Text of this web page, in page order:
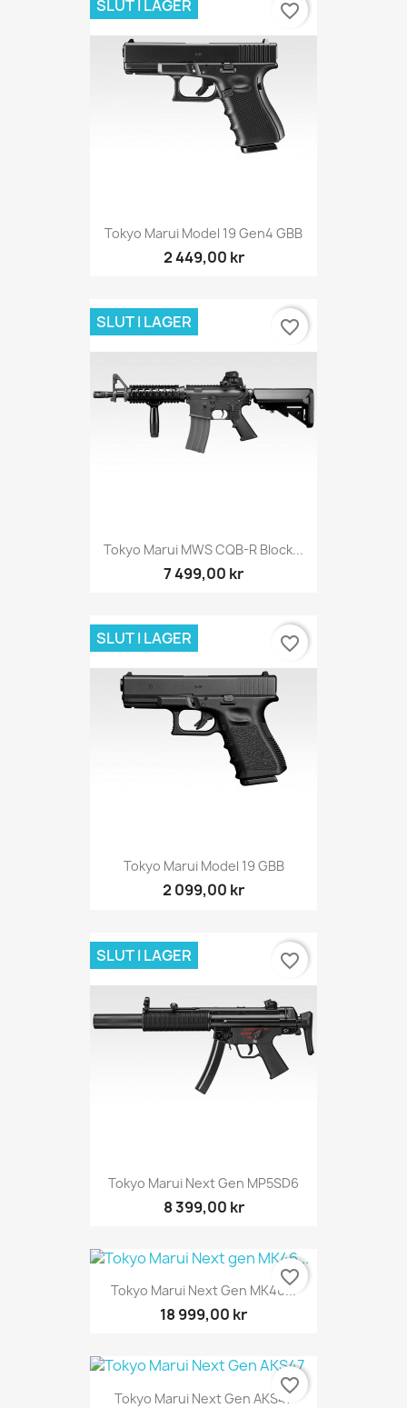
Tokyo Marui Model 19 Gen4 GBB
2 449,00 kr
SLUT I LAGER favorite_border
Tokyo Marui MWS CQB-R Block...
7 499,00 kr
SLUT I LAGER favorite_border
Tokyo Marui Model 19 GBB
2 099,00 kr
SLUT I LAGER favorite_border
Tokyo Marui Next Gen MP5SD6
8 399,00 kr
SLUT I LAGER favorite_border
Tokyo Marui Next Gen MK46...
18 999,00 kr
favorite_border
Tokyo Marui Next Gen AKS47
favorite_border